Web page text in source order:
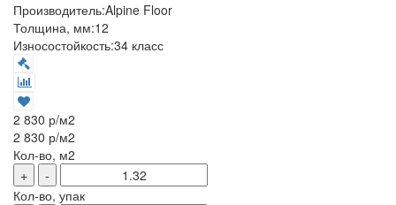
Производитель:Alpine Floor
Толщина, мм:12
Износостойкость:34 класс
2 830 р/м2
2 830 р/м2
Кол-во, м2
+
-
Кол-во, упак